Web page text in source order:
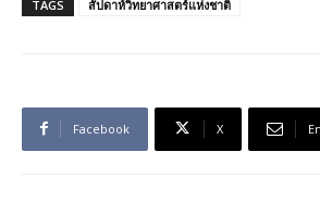
TAGS สัปดาห์วิทยาศาสตร์แห่งชาติ
Facebook X